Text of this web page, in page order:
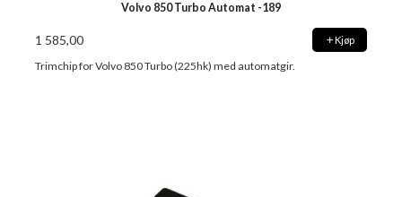
Volvo 850 Turbo Automat -189
1 585,00 Kjøp
Trimchip for Volvo 850 Turbo (225hk) med automatgir.